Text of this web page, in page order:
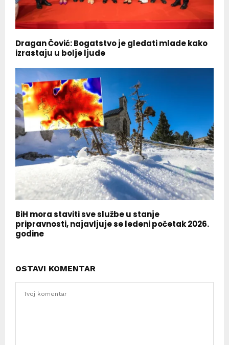
Dragan Čović: Bogatstvo je gledati mlade kako
izrastaju u bolje ljude
BiH mora staviti sve službe u stanje
pripravnosti, najavljuje se ledeni početak 2026.
godine
OSTAVI KOMENTAR